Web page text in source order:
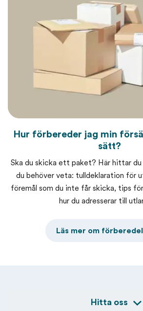
Hur förbereder jag min
sätt?
Ska du skicka ett paket? Här hittar
du behöver veta: tulldeklaration för
föremål som du inte får skicka, tips
hur du adresserar till
Läs mer om
Hitta oss